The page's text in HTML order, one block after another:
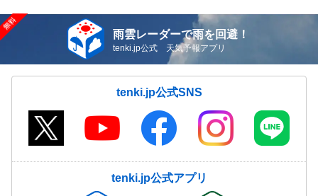
雨雲レーダーで雨を回避！
tenki.jp公式 天気予報アプリ
tenki.jp公式SNS
tenki.jp公式アプリ